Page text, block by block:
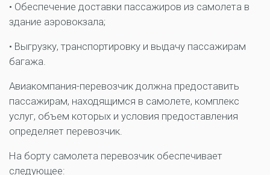
• Обеспечение доставки пассажиров из самолета в
здание аэровокзала;
• Выгрузку, транспортировку и выдачу пассажирам
багажа.
Авиакомпания-перевозчик должна предоставить
пассажирам, находящимся в самолете, комплекс
услуг, объем которых и условия предоставления
определяет перевозчик.
На борту самолета перевозчик обеспечивает
следующее: